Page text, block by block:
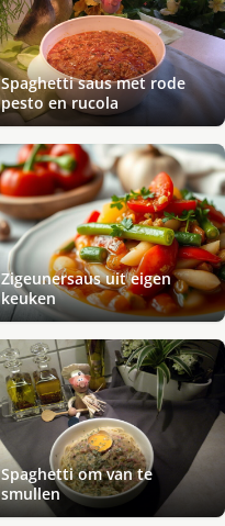
Spaghetti saus met rode
pesto en rucola
Zigeunersaus uit eigen
keuken
Spaghetti om van te
smullen